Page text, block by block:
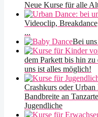
Neue Kurse für alle
Videoclip,
...
Bei
dem Parkett bis hin
uns ist alles möglich!
Crashkurs oder
Bandbreite an
Jugendliche